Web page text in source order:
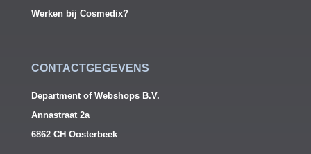
Werken bij Cosmedix?
CONTACTGEGEVENS
Department of Webshops B.V.
Annastraat 2a
6862 CH Oosterbeek